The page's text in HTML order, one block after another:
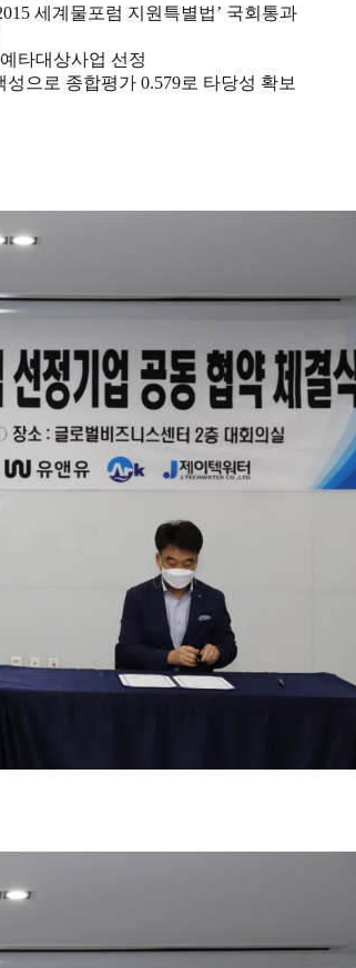
세계물포럼 지원특별법’ 국회통과
타대상사업 선정
으로 종합평가 0.579로 타당성 확보